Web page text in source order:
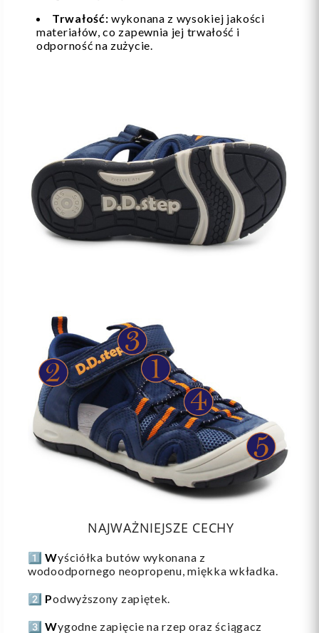
Trwałość: wykonana z wysokiej jakości
materiałów, co zapewnia jej trwałość i
odporność na zużycie.
NAJWAŻNIEJSZE CECHY
1️⃣Wyściółka butów wykonana z
wodoodpornego neopropenu, miękka wkładka.
2️⃣ Podwyższony zapiętek.
3️⃣Wygodne zapięcie na rzep oraz ściągacz